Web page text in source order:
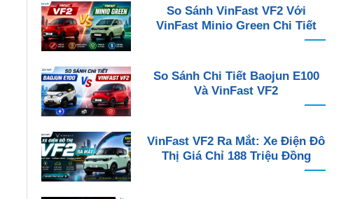
So Sánh VinFast VF2 Với
VinFast Minio Green Chi Tiết
So Sánh Chi Tiết Baojun E100
Và VinFast VF2
VinFast VF2 Ra Mắt: Xe Điện Đô
Thị Giá Chỉ 188 Triệu Đồng